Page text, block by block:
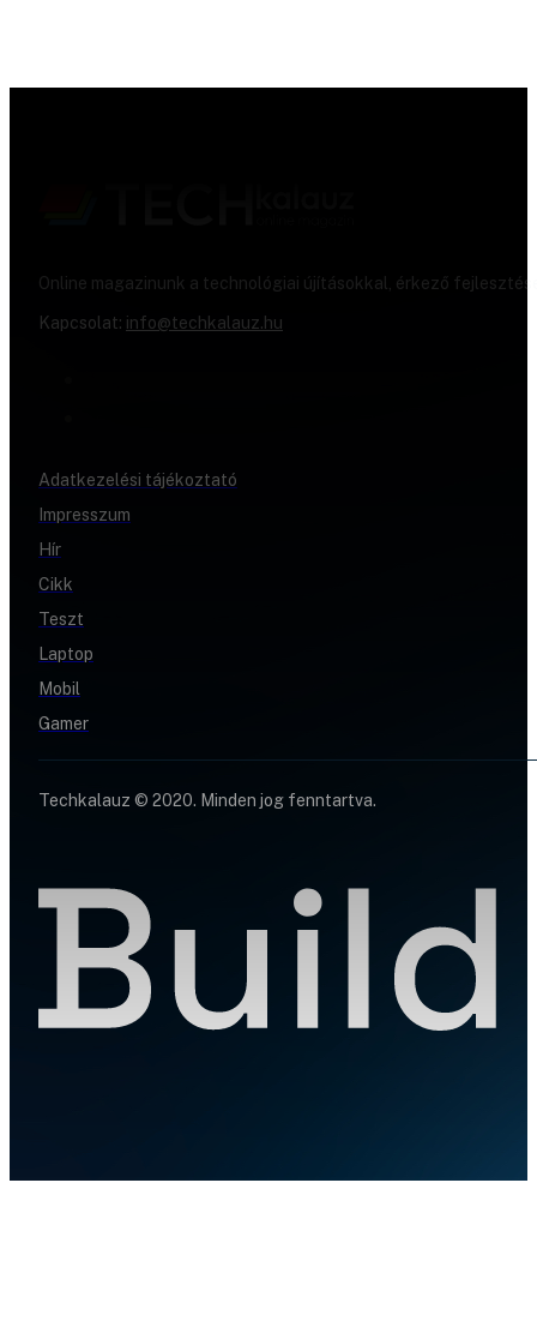
Online magazinunk a technológiai újításokkal, érkező
Kapcsolat: info@techkalauz.hu
Adatkezelési tájékoztató
Impresszum
Hír
Cikk
Teszt
Laptop
Mobil
Gamer
Techkalauz © 2020. Minden jog fenntartva.